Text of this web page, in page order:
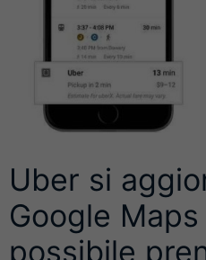
Uber si
Google
possibile